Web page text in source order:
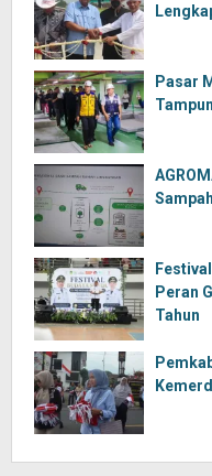
Pasar
Peran
Tahun